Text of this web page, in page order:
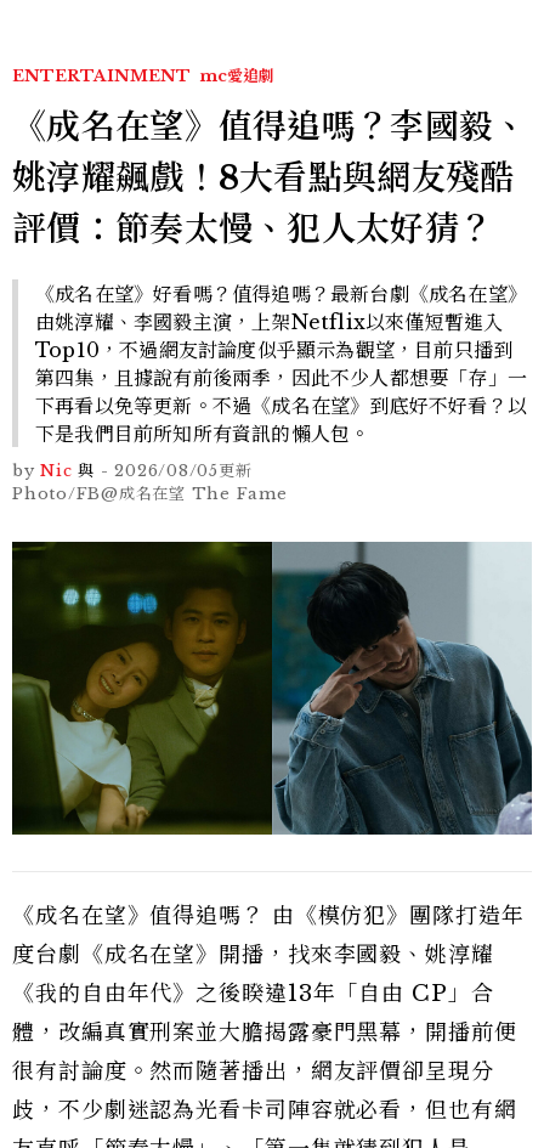
ENTERTAINMENT mc愛追劇
《成名在望》值得追嗎？李國毅、
姚淳耀飆戲！8大看點與網友殘酷
評價：節奏太慢、犯人太好猜？
《成名在望》好看嗎？值得追嗎？最新台劇《成名在望》
由姚淳耀、李國毅主演，上架Netflix以來僅短暫進入
Top10，不過網友討論度似乎顯示為觀望，目前只播到
第四集，且據說有前後兩季，因此不少人都想要「存」一
下再看以免等更新。不過《成名在望》到底好不好看？以
下是我們目前所知所有資訊的懶人包。
by Nic 與 -2026/08/05更新
Photo/FB@成名在望 The Fame
《成名在望》值得追嗎？ 由《模仿犯》團隊打造年
度台劇《成名在望》開播，找來李國毅、姚淳耀
《我的自由年代》之後睽違13年「自由 CP」合
體，改編真實刑案並大膽揭露豪門黑幕，開播前便
很有討論度。然而隨著播出，網友評價卻呈現分
歧，不少劇迷認為光看卡司陣容就必看，但也有網